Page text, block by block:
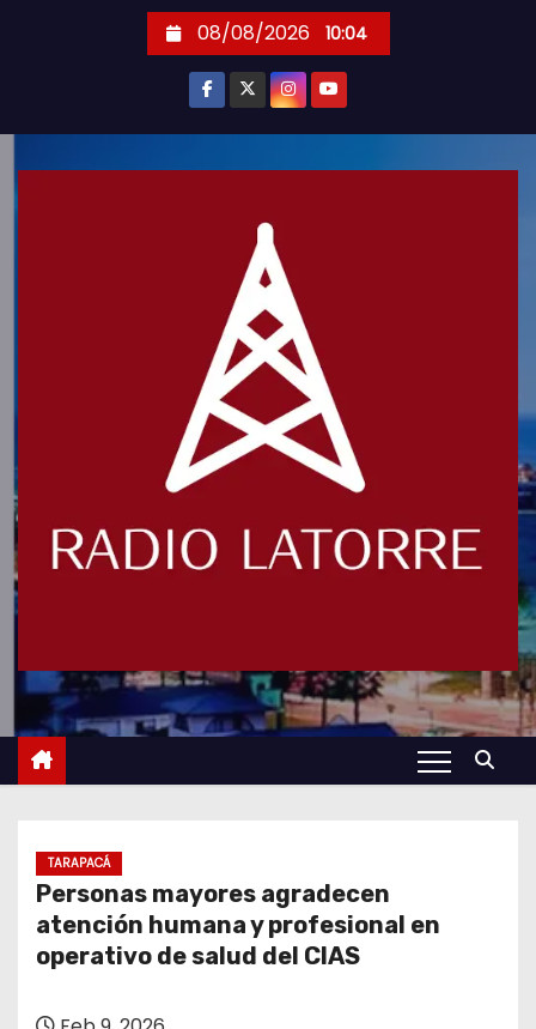
08/08/2026 10:04
TARAPACÁ
Personas mayores agradecen
atención humana y profesional en
operativo de salud del CIAS